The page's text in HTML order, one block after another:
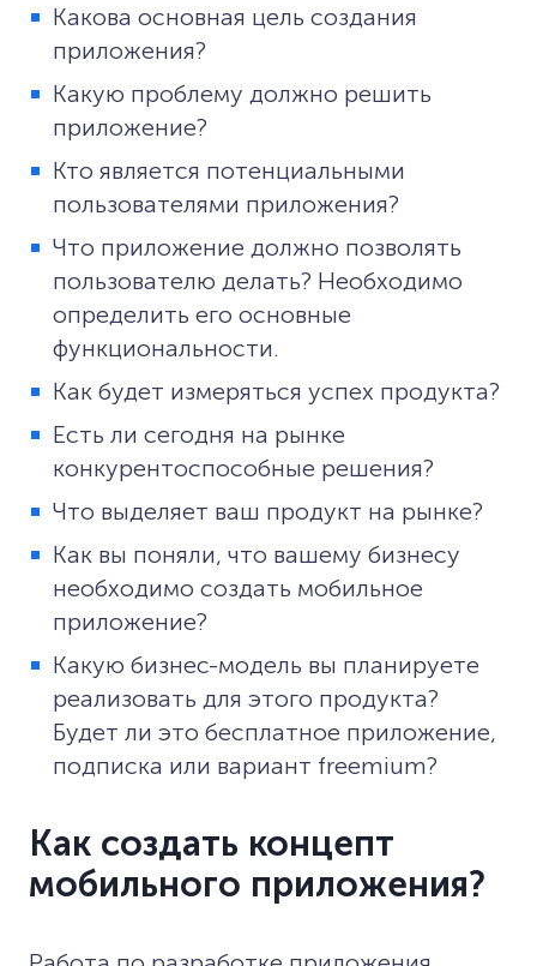
Какова основная цель создания
приложения?
Какую проблему должно решить
приложение?
Кто является потенциальными
пользователями приложения?
Что приложение должно позволять
пользователю делать? Необходимо
определить его основные
функциональности.
Как будет измеряться успех продукта?
Есть ли сегодня на рынке
конкурентоспособные решения?
Что выделяет ваш продукт на рынке?
Как вы поняли, что вашему бизнесу
необходимо создать мобильное
приложение?
Какую бизнес-модель вы планируете
реализовать для этого продукта?
Будет ли это бесплатное приложение,
подписка или вариант freemium?
Как создать концепт
мобильного приложения?